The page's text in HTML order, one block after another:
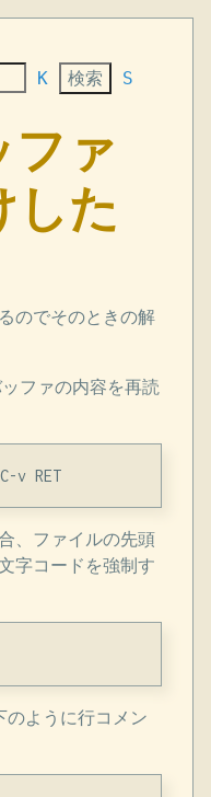
K S
ファ
した
のでそのときの解
ファの内容を再読
C-x RET c utf-8 RET C-x C-v RET
、ファイルの先頭
字コードを強制す
のように行コメン